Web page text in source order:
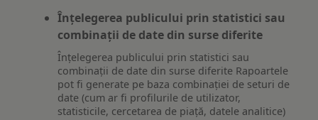
Înțelegerea publicului prin statistici sau
combinații de date din surse diferite
Înțelegerea publicului prin statistici sau
combinații de date din surse diferite Rapoartele
pot fi generate pe baza combinației de seturi de
date (cum ar fi profilurile de utilizator,
statisticile, cercetarea de piață, datele analitice)